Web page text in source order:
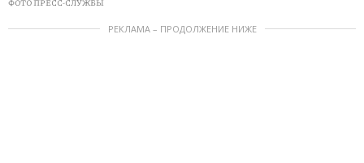
РЕКЛАМА – ПРОДОЛЖЕНИЕ НИЖЕ